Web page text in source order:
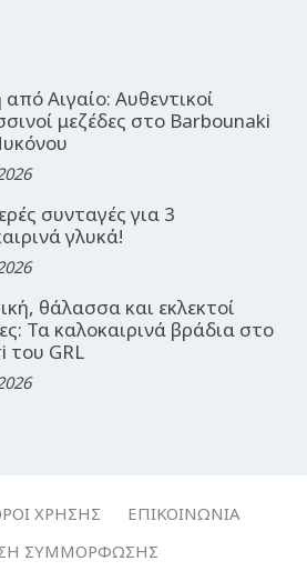
από Αιγαίο: Αυθεντικοί
μεζέδες στο Barbounaki
συνταγές για 3
γλυκά!
θάλασσα και εκλεκτοί
Τα καλοκαιρινά βράδια στο
του GRL
ΧΡΉΣΗΣ
ΕΠΙΚΟΙΝΩΝΊΑ
ΣΥΜΜΌΡΦΩΣΗΣ